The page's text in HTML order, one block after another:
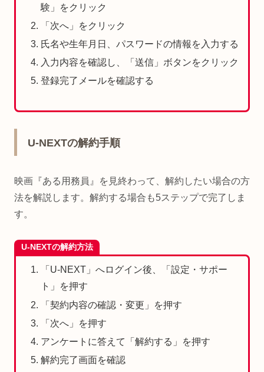
験」をクリック
「次へ」をクリック
氏名や生年月日、パスワードの情報を入力する
入力内容を確認し、「送信」ボタンをクリック
登録完了メールを確認する
U-NEXTの解約手順
映画『ある用務員』を見終わって、解約したい場合の方
法を解説します。解約する場合も5ステップで完了しま
す。
U-NEXTの解約方法
「U-NEXT」へログイン後、「設定・サポー
ト」を押す
「契約内容の確認・変更」を押す
「次へ」を押す
アンケートに答えて「解約する」を押す
解約完了画面を確認